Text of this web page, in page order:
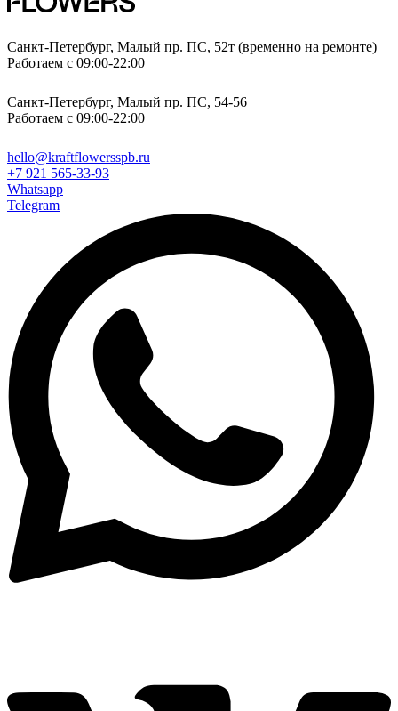
Санкт-Петербург, Малый пр. ПС, 52т (временно на ремонте)
Работаем с 09:00-22:00
Санкт-Петербург, Малый пр. ПС, 54-56
Работаем с 09:00-22:00
hello@kraftflowersspb.ru
+7 921 565-33-93
Whatsapp
Telegram